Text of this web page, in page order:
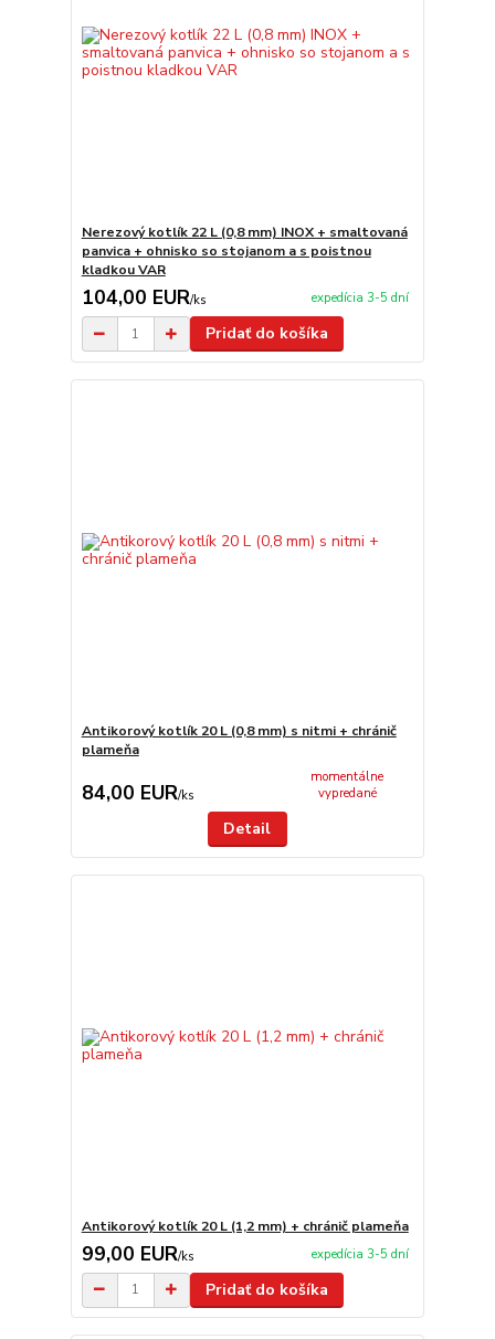
Nerezový kotlík 22 L (0,8 mm) INOX + smaltovaná
panvica + ohnisko so stojanom a s poistnou
kladkou VAR
104,00 EUR/ks expedícia 3-5 dní
Pridať do košíka
Antikorový kotlík 20 L (0,8 mm) s nitmi + chránič
plameňa
84,00 EUR/ks
momentálne
vypredané
Detail
Antikorový kotlík 20 L (1,2 mm) + chránič plameňa
99,00 EUR/ks expedícia 3-5 dní
Pridať do košíka